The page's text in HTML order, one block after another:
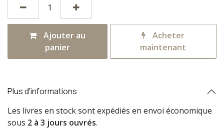
Ajouter au
panier
Acheter
maintenant
Plus d'informations
Les livres en stock sont expédiés en envoi économique
sous 2 à 3 jours ouvrés.